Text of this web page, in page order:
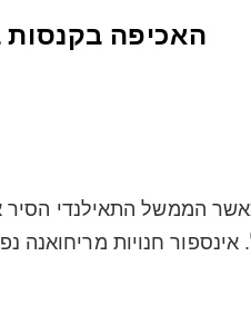
האכיפה
המצב מיוני 2022 כאשר הממשל
אינספור חנויות